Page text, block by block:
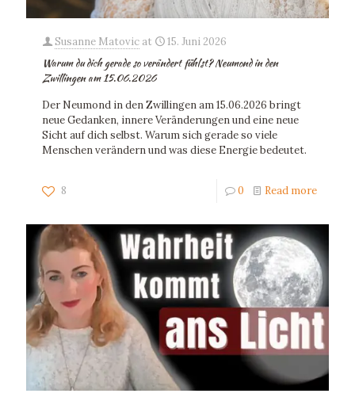
Susanne Matovic at 15. Juni 2026
Warum du dich gerade so verändert fühlst? Neumond in den
Zwillingen am 15.06.2026
Der Neumond in den Zwillingen am 15.06.2026 bringt
neue Gedanken, innere Veränderungen und eine neue
Sicht auf dich selbst. Warum sich gerade so viele
Menschen verändern und was diese Energie bedeutet.
8 0 Read more